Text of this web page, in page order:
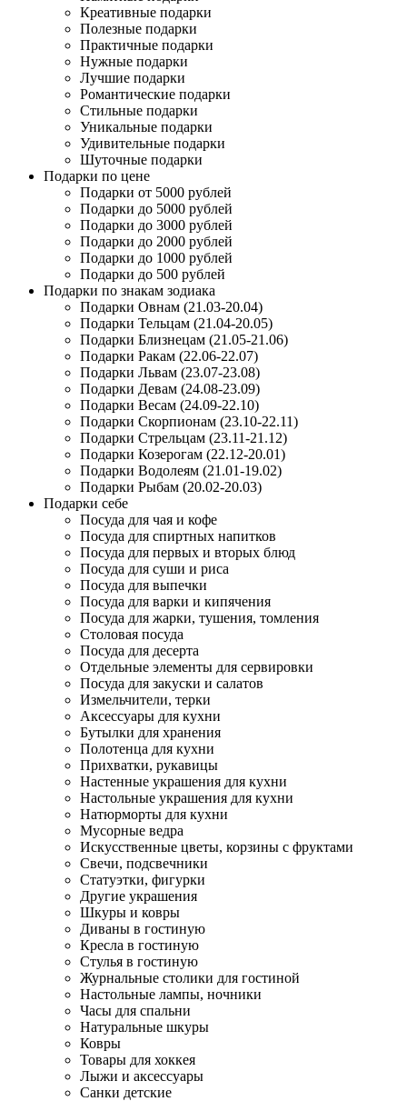
Креативные подарки
Полезные подарки
Практичные подарки
Нужные подарки
Лучшие подарки
Романтические подарки
Стильные подарки
Уникальные подарки
Удивительные подарки
Шуточные подарки
Подарки по цене
Подарки от 5000 рублей
Подарки до 5000 рублей
Подарки до 3000 рублей
Подарки до 2000 рублей
Подарки до 1000 рублей
Подарки до 500 рублей
Подарки по знакам зодиака
Подарки Овнам (21.03-20.04)
Подарки Тельцам (21.04-20.05)
Подарки Близнецам (21.05-21.06)
Подарки Ракам (22.06-22.07)
Подарки Львам (23.07-23.08)
Подарки Девам (24.08-23.09)
Подарки Весам (24.09-22.10)
Подарки Скорпионам (23.10-22.11)
Подарки Стрельцам (23.11-21.12)
Подарки Козерогам (22.12-20.01)
Подарки Водолеям (21.01-19.02)
Подарки Рыбам (20.02-20.03)
Подарки себе
Посуда для чая и кофе
Посуда для спиртных напитков
Посуда для первых и вторых блюд
Посуда для суши и риса
Посуда для выпечки
Посуда для варки и кипячения
Посуда для жарки, тушения, томления
Столовая посуда
Посуда для десерта
Отдельные элементы для сервировки
Посуда для закуски и салатов
Измельчители, терки
Аксессуары для кухни
Бутылки для хранения
Полотенца для кухни
Прихватки, рукавицы
Настенные украшения для кухни
Настольные украшения для кухни
Натюрморты для кухни
Мусорные ведра
Искусственные цветы, корзины с фруктами
Свечи, подсвечники
Статуэтки, фигурки
Другие украшения
Шкуры и ковры
Диваны в гостиную
Кресла в гостиную
Стулья в гостиную
Журнальные столики для гостиной
Настольные лампы, ночники
Часы для спальни
Натуральные шкуры
Ковры
Товары для хоккея
Лыжи и аксессуары
Санки детские